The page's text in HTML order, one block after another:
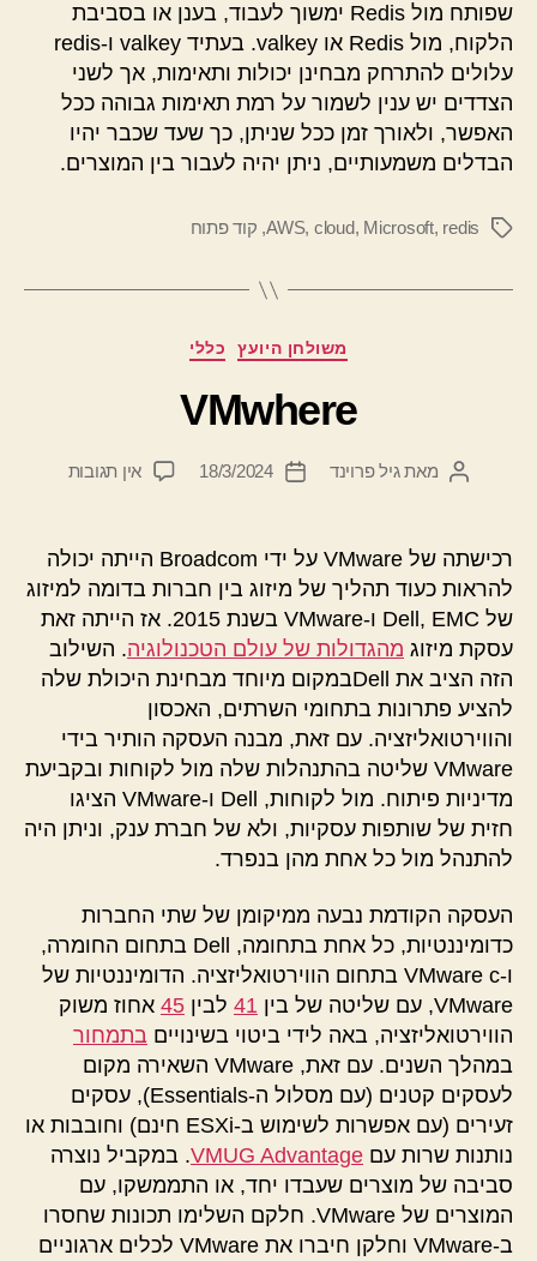
שפותח מול Redis ימשוך לעבוד, בענן או בסביבת
הלקוח, מול Redis או valkey. בעתיד valkey ו-redis
עלולים להתרחק מבחינן יכולות ותאימות, אך לשני
הצדדים יש ענין לשמור על רמת תאימות גבוהה ככל
האפשר, ולאורך זמן ככל שניתן, כך שעד שכבר יהיו
הבדלים משמעותיים, ניתן יהיה לעבור בין המוצרים.
תגיות AWS, cloud, Microsoft, redis
, קוד פתוח
קטגוריותמשולחן היועץ כללי
VMwhere
המחבר
מאתגיל פרוינד
תאריך18/3/2024 אין תגובותעל
רכישתה של VMware על ידי Broadcom הייתה יכולה
להראות כעוד תהליך של מיזוג בין חברות בדומה למיזוג
של Dell, EMC ו-VMware בשנת 2015. אז הייתה זאת
עסקת מיזוג מהגדולות של עולם הטכנולוגיה. השילוב
הזה הציב את Dellבמקום מיוחד מבחינת היכולת שלה
להציע פתרונות בתחומי השרתים, האכסון
והווירטואליזציה. עם זאת, מבנה העסקה הותיר בידי
VMware שליטה בהתנהלות שלה מול לקוחות ובקביעת
מדיניות פיתוח. מול לקוחות, Dell ו-VMware הציגו
חזית של שותפות עסקיות, ולא של חברת ענק, וניתן היה
להתנהל מול כל אחת מהן בנפרד.
העסקה הקודמת נבעה ממיקומן של שתי החברות
כדומיננטיות, כל אחת בתחומה, Dell בתחום החומרה,
ו-VMware c בתחום הווירטואליזציה. הדומיננטיות של
VMware, עם שליטה של בין
41 לבין 45 אחוז משוק
הווירטואליזציה, באה לידי ביטוי בשינויים בתמחור
במהלך השנים. עם זאת, VMware השאירה מקום
לעסקים קטנים (עם מסלול ה-Essentials), עסקים
זעירים (עם אפשרות לשימוש ב-ESXi חינם) וחובבות או
נותנות שרות עם VMUG Advantage. במקביל נוצרה
סביבה של מוצרים שעבדו יחד, או התממשקו, עם
המוצרים של VMware. חלקם השלימו תכונות שחסרו
ב-VMware וחלקן חיברו את VMware לכלים ארגוניים